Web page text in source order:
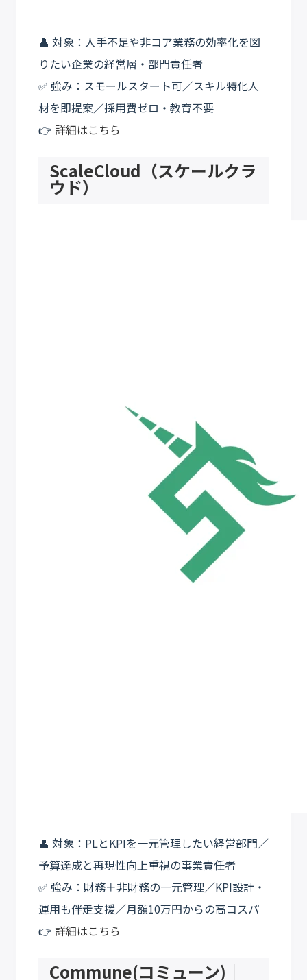
👤 対象：人手不足や非コア業務の効率化を図
りたい企業の経営層・部門責任者
✅ 強み：スモールスタート可／スキル特化人
材を即提案／採用費ゼロ・教育不要
👉 詳細はこちら
ScaleCloud（スケールクラ
ウド）
👤 対象：PLとKPIを一元管理したい経営部門／
予算達成と再現性向上重視の事業責任者
✅ 強み：財務＋非財務の一元管理／KPI設計・
運用も伴走支援／月額10万円からの高コスパ
👉 詳細はこちら
Commune(コミューン)｜